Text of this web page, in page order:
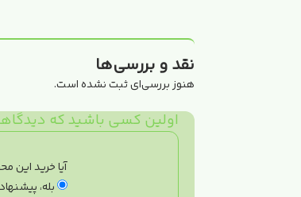
نقد و بررسی‌ها
هنوز بررسی‌ای ثبت نشده است.
اولین کسی باشید که
آیا خرید این
بله،